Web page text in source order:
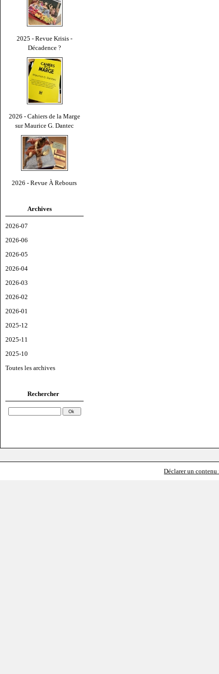
2025 - Revue Krisis -
Décadence ?
2026 - Cahiers de la Marge
sur Maurice G. Dantec
2026 - Revue À Rebours
Archives
2026-07
2026-06
2026-05
2026-04
2026-03
2026-02
2026-01
2025-12
2025-11
2025-10
Toutes les archives
Rechercher
Déclarer un